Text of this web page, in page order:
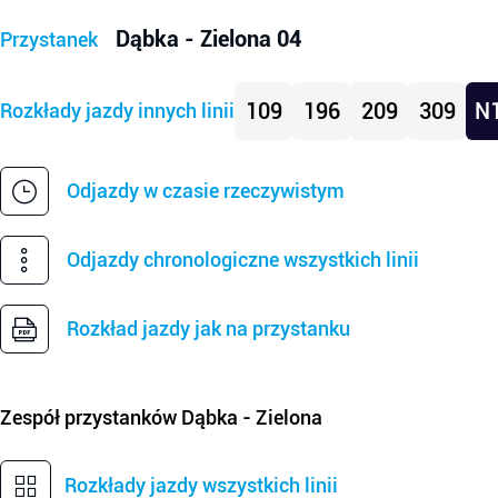
Przystanek Dąbka - Zielona 04
Rozkłady jazdy innych linii 109 196 209 309
Odjazdy w czasie rzeczywistym
Odjazdy chronologiczne wszystkich linii
Rozkład jazdy jak na przystanku
Zespół przystanków Dąbka - Zielona
Rozkłady jazdy wszystkich linii